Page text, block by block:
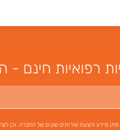
רפואיות חינם -
מידע והצעת שירותים שונים של החברה, וכן